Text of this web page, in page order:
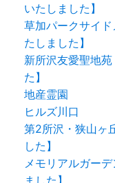
いたしました】
草加パークサイ
たしました】
新所沢友愛聖地
た】
地産霊園
ヒルズ川口
第2所沢・狭山ヶ
した】
メモリアルガー
ました】